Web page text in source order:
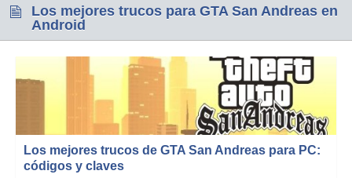
Los mejores trucos para GTA San Andreas en
Android
Los mejores trucos de GTA San Andreas para PC:
códigos y claves